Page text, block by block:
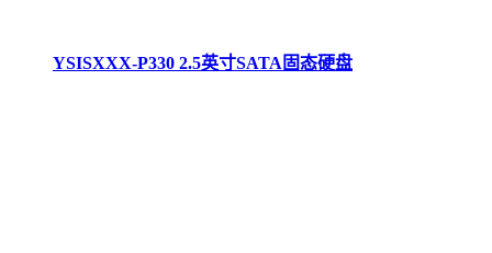
YSISXXX-P330 2.5英寸SATA固态硬盘